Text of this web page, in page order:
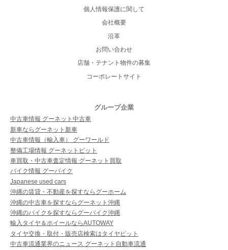
個人情報保護に関して
会社概要
沿革
お問い合わせ
店舗・テナント物件の募集
コーポレートサイト
グループ企業
中古車情報 グーネット中古車
新車ならグーネット新車
中古車情報（輸入車） グーワールド
整備工場情報 グーネットピット
車買取・中古車査定情報 グーネット買取
バイク情報 グーバイク
Japanese used cars
沖縄の賃貸・不動産を探すならグーホーム
沖縄の中古車を探すならグーネット沖縄
沖縄のバイクを探すならグーバイク沖縄
輸入タイヤ＆ホイールならAUTOWAY
タイヤ交換・取付・販売店検索はタイヤピット
中古車流通業界のニュース グーネット自動車流通